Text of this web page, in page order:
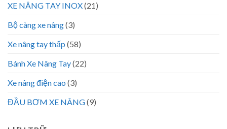
XE NÂNG TAY INOX(21)
Bộ càng xe nâng(3)
Xe nâng tay thấp (58)
Bánh Xe Nâng Tay(22)
Xe nâng điện cao (3)
ĐẦU BƠM XE NÂNG(9)